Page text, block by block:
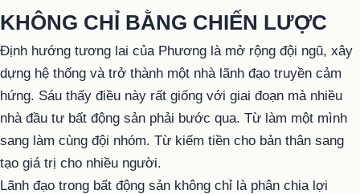
KHÔNG CHỈ BẰNG CHIẾN LƯỢC
Định hướng tương lai của Phương là mở rộng đội ngũ, xây
dựng hệ thống và trở thành một nhà lãnh đạo truyền cảm
hứng. Sáu thấy điều này rất giống với giai đoạn mà nhiều
nhà đầu tư bất động sản phải bước qua. Từ làm một mình
sang làm cùng đội nhóm. Từ kiếm tiền cho bản thân sang
tạo giá trị cho nhiều người.
Lãnh đạo trong bất động sản không chỉ là phân chia lợi